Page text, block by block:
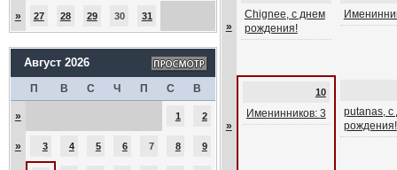
» 27 28 29 30 31
Август 2026
П В С Ч П С В
» 1 2
» 3 4 5 6 7 8 9
»
Chignee, с днем
рождения!
»
10
Именинников: 3
putanas, с
рождения!